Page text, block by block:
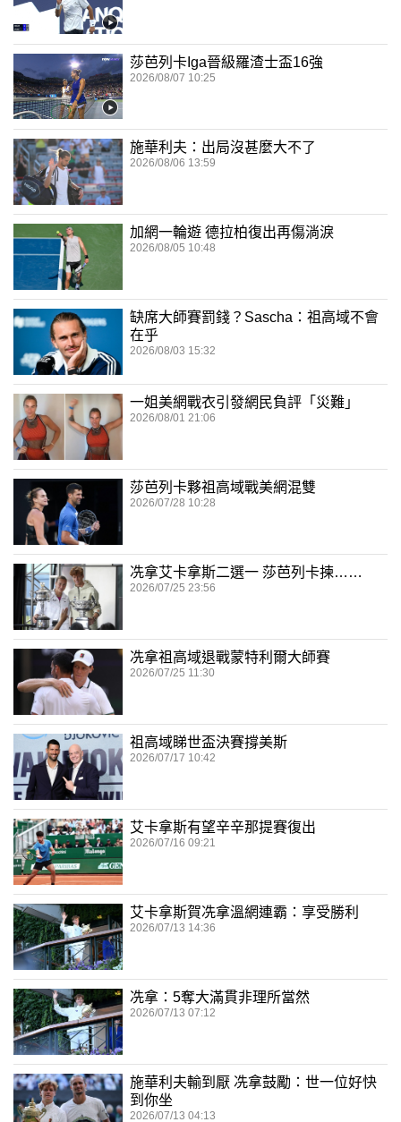
莎芭列卡Iga晉級羅渣士盃16強
2026/08/07 10:25
施華利夫：出局沒甚麼大不了
2026/08/06 13:59
加網一輪遊 德拉柏復出再傷淌淚
2026/08/05 10:48
缺席大師賽罰錢？Sascha：祖高域不會
在乎
2026/08/03 15:32
一姐美網戰衣引發網民負評「災難」
2026/08/01 21:06
莎芭列卡夥祖高域戰美網混雙
2026/07/28 10:28
冼拿艾卡拿斯二選一 莎芭列卡揀……
2026/07/25 23:56
冼拿祖高域退戰蒙特利爾大師賽
2026/07/25 11:30
祖高域睇世盃決賽撐美斯
2026/07/17 10:42
艾卡拿斯有望辛辛那提賽復出
2026/07/16 09:21
艾卡拿斯賀冼拿溫網連霸：享受勝利
2026/07/13 14:36
冼拿：5奪大滿貫非理所當然
2026/07/13 07:12
施華利夫輸到厭 冼拿鼓勵：世一位好快
到你坐
2026/07/13 04:13